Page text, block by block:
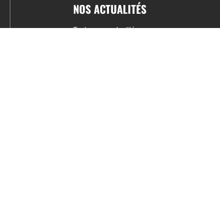
NOS ACTUALITÉS
Toutes nos actualités